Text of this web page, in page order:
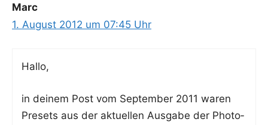
Marc
1. August 2012 um 07:45 Uhr
Hal­lo,
in dei­nem Post vom Sep­tem­ber 2011 waren
Pre­sets aus der aktu­el­len Aus­ga­be der Pho­to­